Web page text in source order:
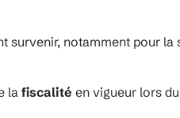
survenir, notamment pour la
la fiscalité en vigueur lors